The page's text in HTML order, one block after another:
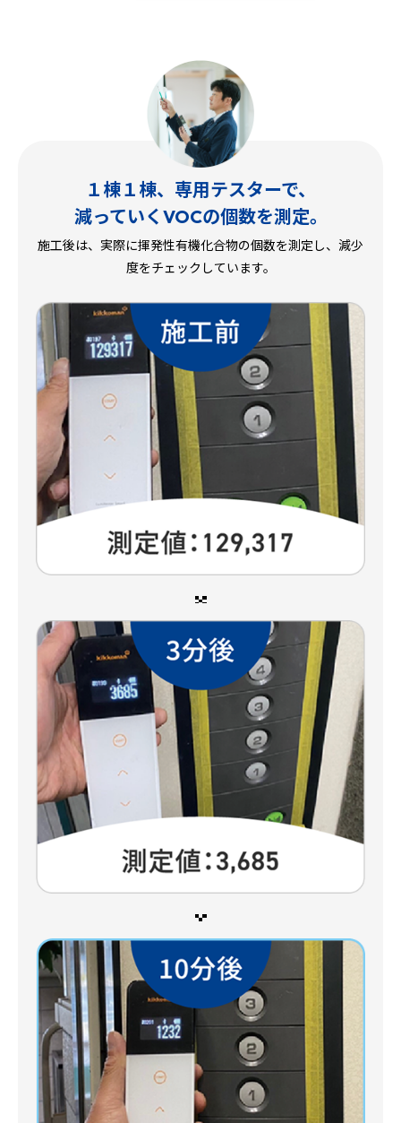
１棟１棟、専用テスターで、
減っていくVOCの個数を測定。
施工後は、実際に揮発性有機化合物の個数を測定し、減少
度をチェックしています。